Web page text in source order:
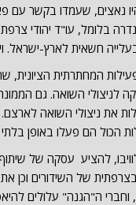
שעמדו בקשר עם
בלומל, עו"ד יהודי
בעלייה חשאית לארץ-ישראל.
המחתרתית הציונית,
לניצולי השואה. גם
את ניצולי השואה
הכול הם פעלו באופן
להציע עסקה של
של השידורים וכן
וחברי ה"הגנה" עלולים